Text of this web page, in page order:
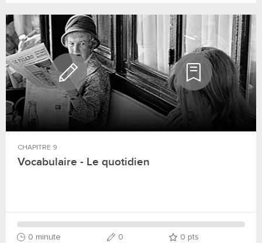
CHAPITRE 9
Vocabulaire - Le quotidien
0 minute 0 0 pts